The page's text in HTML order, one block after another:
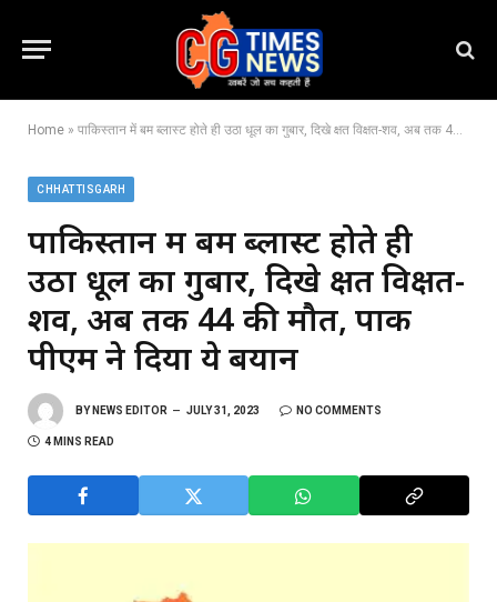
Home » पाकिस्तान में बम ब्लास्ट होते ही उठा धूल का गुबार, दिखे क्षत विक्षत-शव, अब तक 44 की मौत, पाक पीएम ने दिया ये बयान
CHHATTISGARH
पाकिस्तान में बम ब्लास्ट होते ही
उठा धूल का गुबार, दिखे क्षत विक्षत-
शव, अब तक 44 की मौत, पाक
पीएम ने दिया ये बयान
BY NEWS EDITOR JULY 31, 2023 NO COMMENTS
4 MINS READ